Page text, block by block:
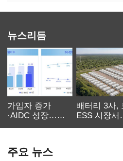
뉴스리듬
가입자 증가
·AIDC 성장…
배터리 3사,
ESS 시장서
주요 뉴스